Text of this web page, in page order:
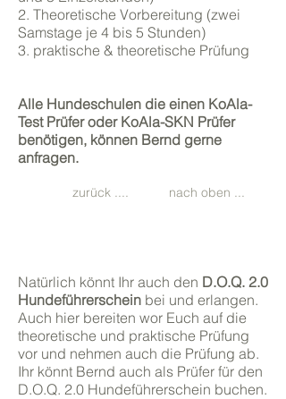
2. Theoretische Vorbereitung (zwei
Samstage je 4 bis 5 Stunden)
3. praktische & theoretische Prüfung
Alle Hundeschulen die einen KoAla-
Test Prüfer oder KoAla-SKN Prüfer
benötigen, können Bernd gerne
anfragen.
zurück .... nach oben ...
Natürlich könnt Ihr auch den D.O.Q. 2.0
Hundeführerschein bei und erlangen.
Auch hier bereiten wor Euch auf die
theoretische und praktische Prüfung
vor und nehmen auch die Prüfung ab.
Ihr könnt Bernd auch als Prüfer für den
D.O.Q. 2.0 Hundeführerschein buchen.